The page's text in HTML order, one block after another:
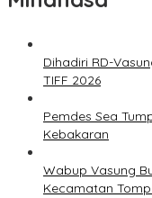
Dihadiri RD-
TIFF 2026
Pemdes Sea
Kebakaran
Wabup Vasung
Kecamatan